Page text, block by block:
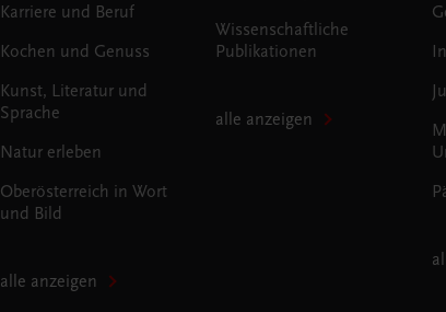
Karriere und Beruf
Kochen und Genuss
Kunst, Literatur und
Sprache
Natur erleben
Oberösterreich in Wort
und Bild
alle anzeigen
Wissenschaftliche
Publikationen
alle anzeigen